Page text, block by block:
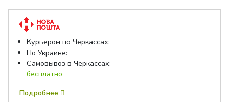
Курьером по Черкассах:
По Украине:
Самовывоз в Черкассах:
бесплатно
Подробнее